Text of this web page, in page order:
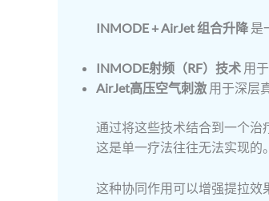
INMODE + AirJet 组合升降 是
INMODE射频（RF）技术 用
AirJet高压空气刺激 用于深层
通过将这些技术结合到一个
这是单一疗法往往无法实现的
这种协同作用可以增强提拉效